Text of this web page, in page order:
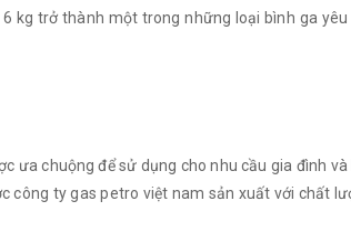
kg trở thành một trong những loại bình ga
ưa chuộng để sử dụng cho nhu cầu gia đình
ty gas petro việt nam sản xuất với chất